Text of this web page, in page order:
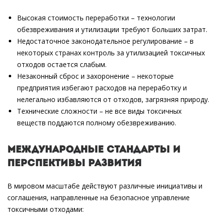
Высокая стоимость переработки – технологии
обезвреживания и утилизации требуют больших затрат.
Недостаточное законодательное регулирование – в
некоторых странах контроль за утилизацией токсичных
отходов остается слабым.
Незаконный сброс и захоронение – некоторые
предприятия избегают расходов на переработку и
нелегально избавляются от отходов, загрязняя природу.
Технические сложности – не все виды токсичных
веществ поддаются полному обезвреживанию.
Международные стандарты и
перспективы развития
В мировом масштабе действуют различные инициативы и
соглашения, направленные на безопасное управление
токсичными отходами: